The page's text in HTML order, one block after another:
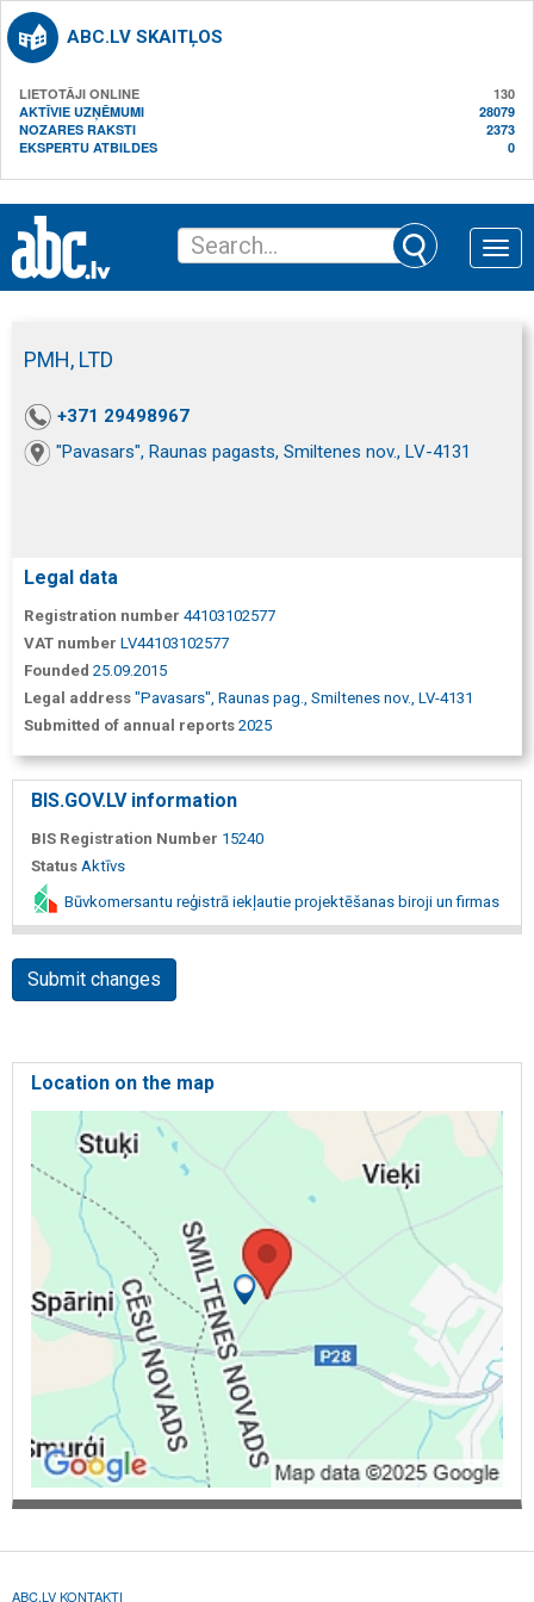
ABC.LV SKAITĻOS
LIETOTĀJI ONLINE
130
AKTĪVIE UZŅĒMUMI
28079
NOZARES RAKSTI
2373
EKSPERTU ATBILDES
0
Toggle
PMH, LTD
+371 29498967
"Pavasars", Raunas pagasts, Smiltenes nov., LV-4131
Legal data
Registration number 44103102577
VAT number LV44103102577
Founded 25.09.2015
Legal address "Pavasars", Raunas pag., Smiltenes nov., LV-4131
Submitted of annual reports 2025
BIS.GOV.LV information
BIS Registration Number 15240
Status Aktīvs
Būvkomersantu reģistrā iekļautie projektēšanas biroji un firmas
Submit changes
Location on the map
ABC.LV KONTAKTI